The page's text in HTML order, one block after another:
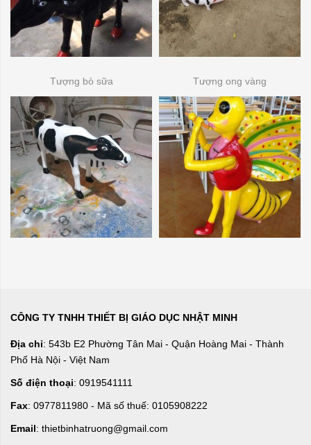
Tượng bò sữa Tượng ong vàng
CÔNG TY TNHH THIẾT BỊ GIÁO DỤC NHẬT MINH
Địa chỉ: 543b E2 Phường Tân Mai - Quận Hoàng Mai - Thành
Phố Hà Nội - Việt Nam
Số điện thoại: 0919541111
Fax: 0977811980 - Mã số thuế: 0105908222
Email: thietbinhatruong@gmail.com